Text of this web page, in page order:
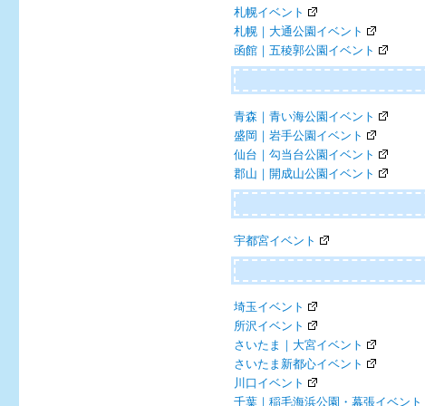
札幌イベント
札幌｜大通公園イベント
函館｜五稜郭公園イベント
青森｜青い海公園イベント
盛岡｜岩手公園イベント
仙台｜勾当台公園イベント
郡山｜開成山公園イベント
宇都宮イベント
埼玉イベント
所沢イベント
さいたま｜大宮イベント
さいたま新都心イベント
川口イベント
千葉｜稲毛海浜公園・幕張イベント